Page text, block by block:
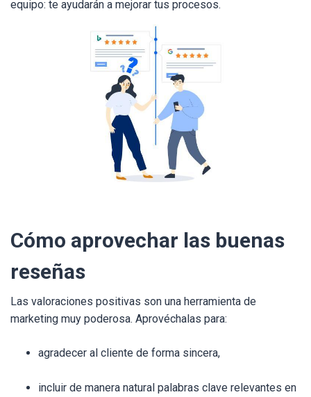
equipo: te ayudarán a mejorar tus procesos.
Cómo aprovechar las buenas
reseñas
Las valoraciones positivas son una herramienta de
marketing muy poderosa. Aprovéchalas para:
agradecer al cliente de forma sincera,
incluir de manera natural palabras clave relevantes en